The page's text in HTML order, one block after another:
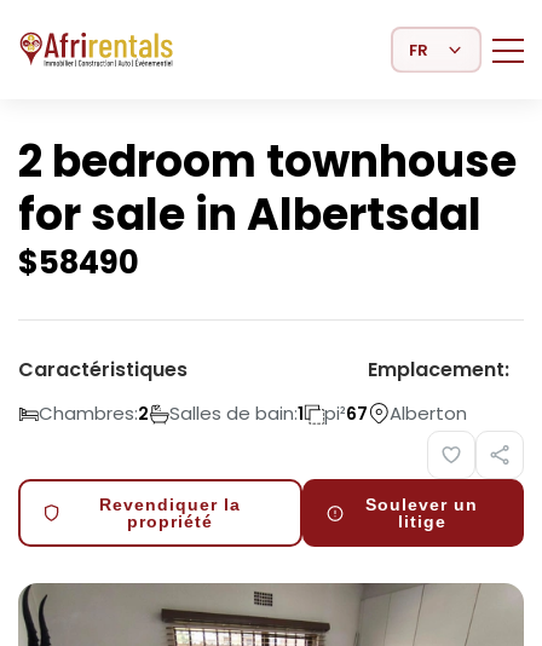
Select Language
2 bedroom townhouse
for sale in Albertsdal
$58490
Caractéristiques
Chambres:2 Salles de bain:1 pi²67
Emplacement:
Alberton
Revendiquer la
propriété
Soulever un
litige